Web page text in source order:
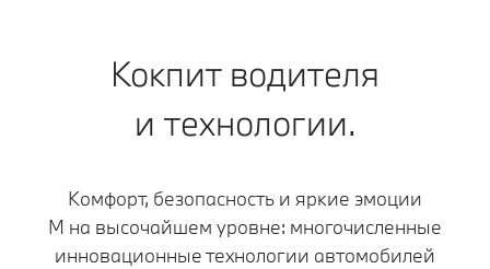
Кокпит водителя
и технологии.
Комфорт, безопасность и яркие эмоции
M на высочайшем уровне: многочисленные
инновационные технологии автомобилей